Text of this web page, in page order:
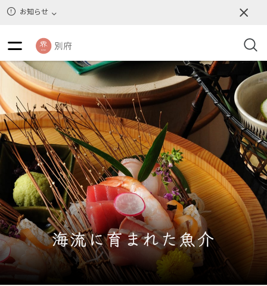
お知らせ
海流に育まれた魚介